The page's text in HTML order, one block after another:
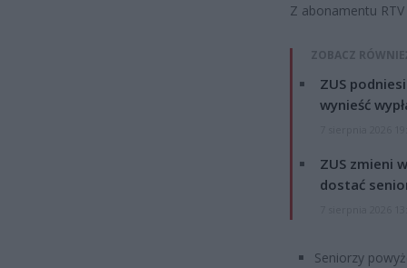
Z abonamentu
ZOBACZ
ZUS
wynieść
ZUS zmieni
dostać
Seniorzy